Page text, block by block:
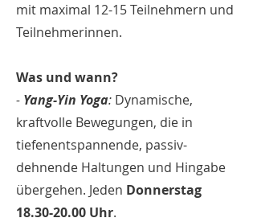
mit maximal 12-15 Teilnehmern und
Teilnehmerinnen.
Was und wann?
- Yang-Yin Yoga: Dynamische,
kraftvolle Bewegungen, die in
tiefenentspannende, passiv-
dehnende Haltungen und Hingabe
übergehen. Jeden Donnerstag
18.30-20.00 Uhr.